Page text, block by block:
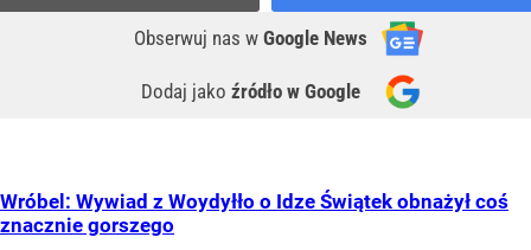
Obserwuj nas w Google News
Dodaj jako źródło w Google
Wróbel: Wywiad z Woydyłło o Idze Świątek obnażył coś
znacznie gorszego